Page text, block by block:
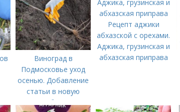
Виноград в
Подмосковье уход
осенью. Добавление
статьи в новую
подборку
Рецепт аджики
абхазской с орехами.
Аджика, грузинская и
абхазская приправа